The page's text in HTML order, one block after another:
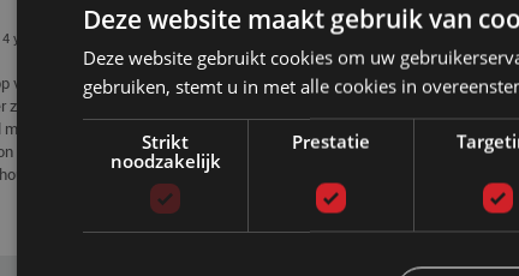
4 years ago
van tijd soms kringen of gele vlekken. Geen prettig en fris gezicht
zijn nog wat meer tips waarmee u uw molton mooi stralend wit houdt.
vocht op dan bij een regulier bed. Dat komt omdat de matras van een
is bij een waterbed daarom extra belangrijk. In deze blog vertellen we u
Deze website maakt gebruik van
Deze website gebruikt cookies om uw
gebruiken, stemt u in met alle cookies in
Strikt
noodzakelijk
Prestatie